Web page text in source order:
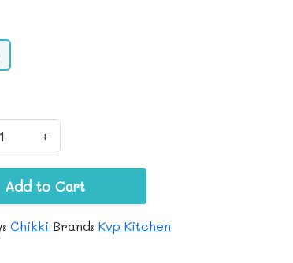
+
Add to Cart
Chikki Brand:Kvp Kitchen